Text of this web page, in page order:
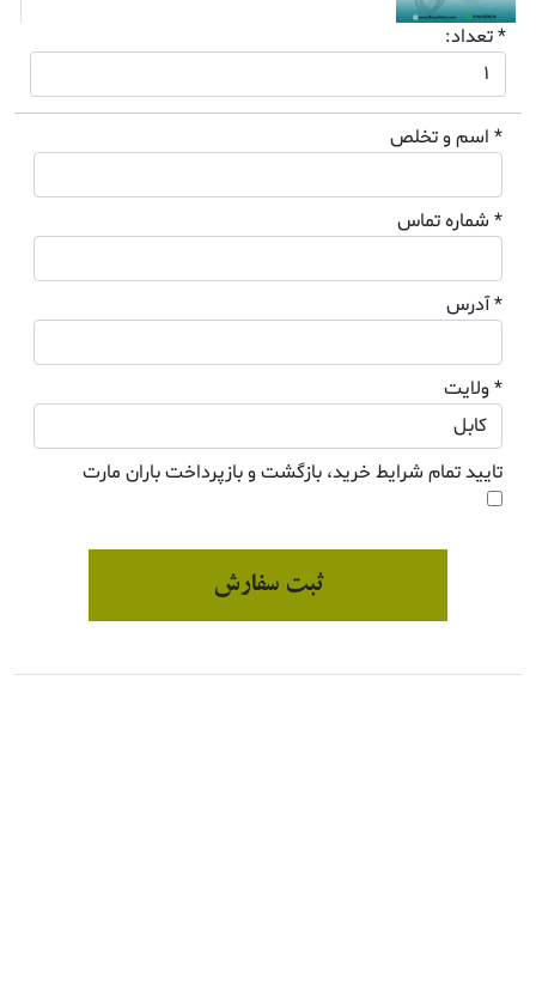
* تعداد:
* اسم و تخلص
* شماره تماس
* آدرس
* ولایت
تایید تمام شرایط خرید، بازگشت و بازپرداخت باران مارت
ثبت سفارش